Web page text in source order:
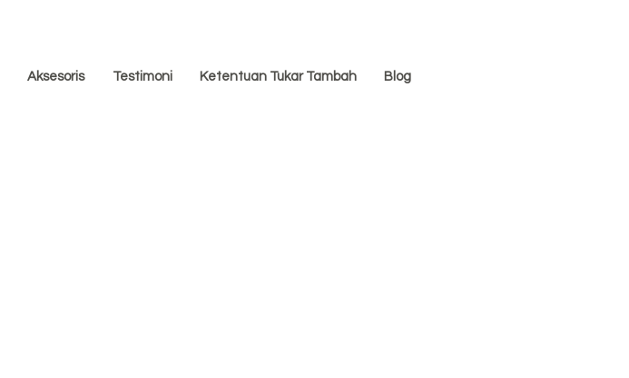
Aksesoris Testimoni Ketentuan Tukar Tambah Blog